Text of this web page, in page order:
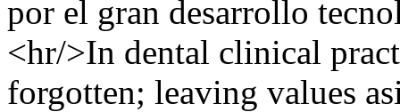
por el gran desarrollo
<hr/>In dental clinical
forgotten; leaving values